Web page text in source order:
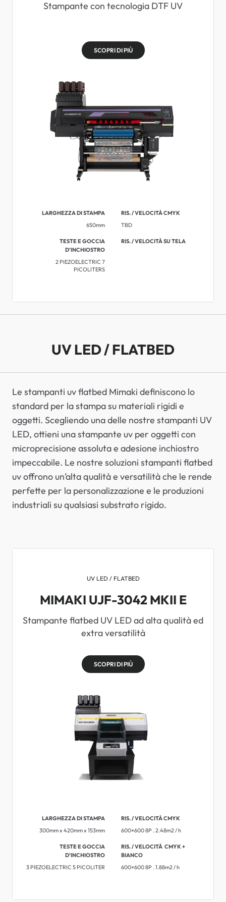
Stampante con tecnologia DTF UV
SCOPRI DI PIÙ
LARGHEZZA DI STAMPA
650mm
RIS. / VELOCITÀ CMYK
TBD
TESTE E GOCCIA
D’INCHIOSTRO
2 PIEZOELECTRIC 7
PICOLITERS
RIS. / VELOCITÀ SU TELA
UV LED / FLATBED
Le stampanti uv flatbed Mimaki definiscono lo
standard per la stampa su materiali rigidi e
oggetti. Scegliendo una delle nostre stampanti UV
LED, ottieni una stampante uv per oggetti con
microprecisione assoluta e adesione inchiostro
impeccabile. Le nostre soluzioni stampanti flatbed
uv offrono un’alta qualità e versatilità che le rende
perfette per la personalizzazione e le produzioni
industriali su qualsiasi substrato rigido.
UV LED / FLATBED
MIMAKI UJF-3042 MKII E
Stampante flatbed UV LED ad alta qualità ed
extra versatilità
SCOPRI DI PIÙ
LARGHEZZA DI STAMPA
300mm x 420mm x 153mm
RIS. / VELOCITÀ CMYK
600×600 8P . 2.48m2 / h
TESTE E GOCCIA
D’INCHIOSTRO
3 PIEZOELECTRIC 5 PICOLITER
RIS. / VELOCITÀ ​​CMYK +
BIANCO
600×600 8P . 1.88m2 / h